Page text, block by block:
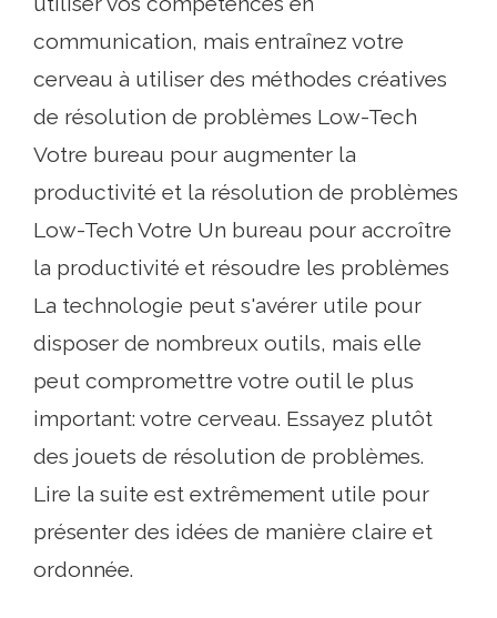
communication, mais entraînez votre
cerveau à utiliser des méthodes créatives
de résolution de problèmes Low-Tech
Votre bureau pour augmenter la
productivité et la résolution de problèmes
Low-Tech Votre Un bureau pour accroître
la productivité et résoudre les problèmes
La technologie peut s'avérer utile pour
disposer de nombreux outils, mais elle
peut compromettre votre outil le plus
important: votre cerveau. Essayez plutôt
des jouets de résolution de problèmes.
Lire la suite est extrêmement utile pour
présenter des idées de manière claire et
ordonnée.